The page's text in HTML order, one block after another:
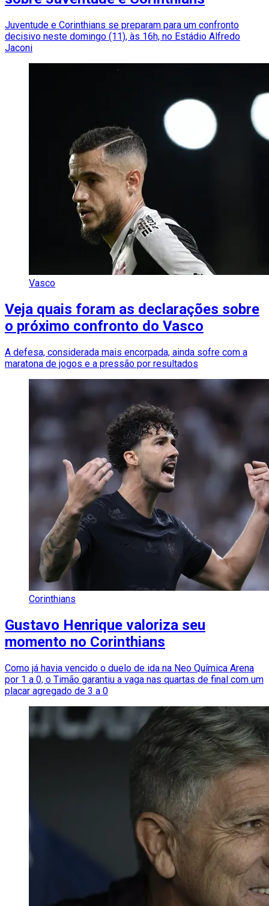
Juventude e Corinthians se preparam para um confronto
decisivo neste domingo (11), às 16h, no Estádio Alfredo
Jaconi
Vasco
Veja quais foram as declarações sobre
o próximo confronto do Vasco
A defesa, considerada mais encorpada, ainda sofre com a
maratona de jogos e a pressão por resultados
Corinthians
Gustavo Henrique valoriza seu
momento no Corinthians
Como já havia vencido o duelo de ida na Neo Química Arena
por 1 a 0, o Timão garantiu a vaga nas quartas de final com um
placar agregado de 3 a 0